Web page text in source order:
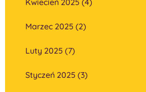
Marzec 2025 (2)
Luty 2025 (7)
Styczeń 2025 (3)